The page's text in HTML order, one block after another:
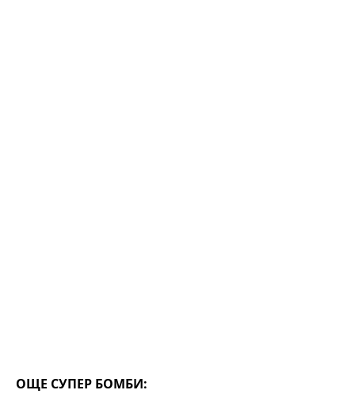
ОЩЕ СУПЕР БОМБИ: